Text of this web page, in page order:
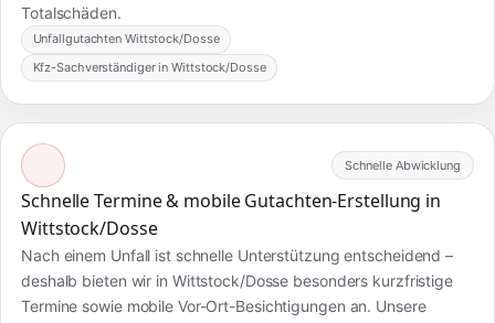
Totalschäden.
Unfallgutachten Wittstock/Dosse
Kfz-Sachverständiger in Wittstock/Dosse
Schnelle Abwicklung
Schnelle Termine & mobile Gutachten-Erstellung in
Wittstock/Dosse
Nach einem Unfall ist schnelle Unterstützung entscheidend –
deshalb bieten wir in Wittstock/Dosse besonders kurzfristige
Termine sowie mobile Vor-Ort-Besichtigungen an. Unsere